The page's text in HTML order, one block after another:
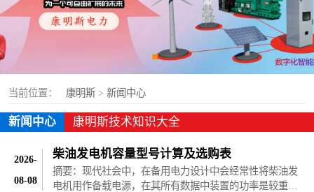
当前位置： 康明斯 > 新闻中心
新闻中心 康明斯技术知识大全
2026-
08-08
柴油发电机容量型号计算及选购表
摘要：现代社会中，在备用电力设计中会经常性将柴油发
电机用作备载电源，在其所有数据中装置的功率是较重要
静音型
移动电站
康明斯配件
设备租赁
原装康明斯电力